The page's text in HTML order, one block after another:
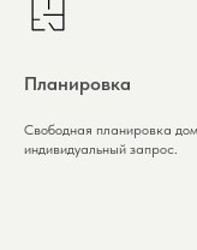
Планировка
Свободная планировка
индивидуальный запрос.